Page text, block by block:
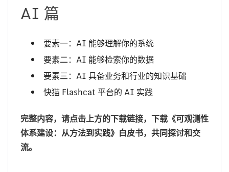
AI 篇
要素一：AI 能够理解你的系统
要素二：AI 能够检索你的数据
要素三：AI 具备业务和行业的知识基础
快猫 Flashcat 平台的 AI 实践
完整内容，请点击上方的下载链接，下载《可观测性
体系建设：从方法到实践》白皮书，共同探讨和交
流。